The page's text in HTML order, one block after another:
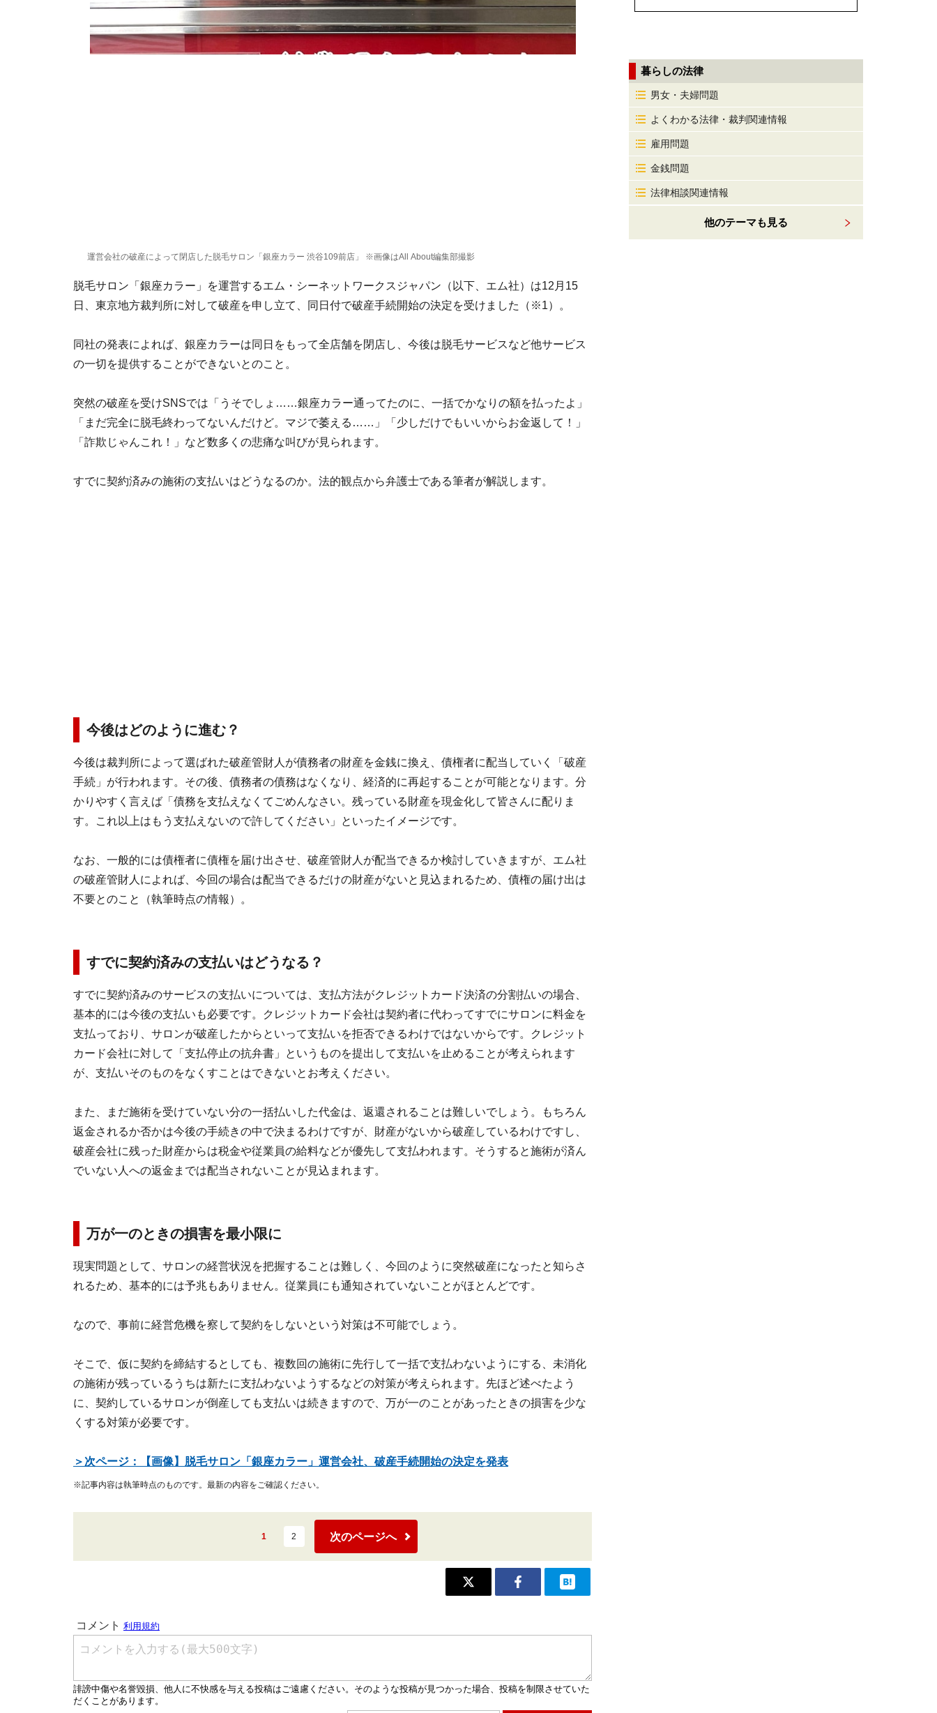
運営会社の破産によって閉店した脱毛サロン「銀座カラー 渋谷109前店」 ※画像はAll About編集部撮影
脱毛サロン「銀座カラー」を運営するエム・シーネットワークスジャパン（以下、エム社）は12月15
日、東京地方裁判所に対して破産を申し立て、同日付で破産手続開始の決定を受けました（※1）。
同社の発表によれば、銀座カラーは同日をもって全店舗を閉店し、今後は脱毛サービスなど他サービス
の一切を提供することができないとのこと。
突然の破産を受けSNSでは「うそでしょ……銀座カラー通ってたのに、一括でかなりの額を払ったよ」
「まだ完全に脱毛終わってないんだけど。マジで萎える……」「少しだけでもいいからお金返して！」
「詐欺じゃんこれ！」など数多くの悲痛な叫びが見られます。
すでに契約済みの施術の支払いはどうなるのか。法的観点から弁護士である筆者が解説します。
今後はどのように進む？
今後は裁判所によって選ばれた破産管財人が債務者の財産を金銭に換え、債権者に配当していく「破産
手続」が行われます。その後、債務者の債務はなくなり、経済的に再起することが可能となります。分
かりやすく言えば「債務を支払えなくてごめんなさい。残っている財産を現金化して皆さんに配りま
す。これ以上はもう支払えないので許してください」といったイメージです。
なお、一般的には債権者に債権を届け出させ、破産管財人が配当できるか検討していきますが、エム社
の破産管財人によれば、今回の場合は配当できるだけの財産がないと見込まれるため、債権の届け出は
不要とのこと（執筆時点の情報）。
すでに契約済みの支払いはどうなる？
すでに契約済みのサービスの支払いについては、支払方法がクレジットカード決済の分割払いの場合、
基本的には今後の支払いも必要です。クレジットカード会社は契約者に代わってすでにサロンに料金を
支払っており、サロンが破産したからといって支払いを拒否できるわけではないからです。クレジット
カード会社に対して「支払停止の抗弁書」というものを提出して支払いを止めることが考えられます
が、支払いそのものをなくすことはできないとお考えください。
また、まだ施術を受けていない分の一括払いした代金は、返還されることは難しいでしょう。もちろん
返金されるか否かは今後の手続きの中で決まるわけですが、財産がないから破産しているわけですし、
破産会社に残った財産からは税金や従業員の給料などが優先して支払われます。そうすると施術が済ん
でいない人への返金までは配当されないことが見込まれます。
万が一のときの損害を最小限に
現実問題として、サロンの経営状況を把握することは難しく、今回のように突然破産になったと知らさ
れるため、基本的には予兆もありません。従業員にも通知されていないことがほとんどです。
なので、事前に経営危機を察して契約をしないという対策は不可能でしょう。
そこで、仮に契約を締結するとしても、複数回の施術に先行して一括で支払わないようにする、未消化
の施術が残っているうちは新たに支払わないようするなどの対策が考えられます。先ほど述べたよう
に、契約しているサロンが倒産しても支払いは続きますので、万が一のことがあったときの損害を少な
くする対策が必要です。
＞次ページ：【画像】脱毛サロン「銀座カラー」運営会社、破産手続開始の決定を発表
※記事内容は執筆時点のものです。最新の内容をご確認ください。
1 2 次のページへ
暮らしの法律
男女・夫婦問題
よくわかる法律・裁判関連情報
雇用問題
金銭問題
法律相談関連情報
他のテーマも見る